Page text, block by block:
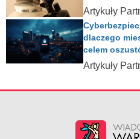
Artykuły
Artykuły
dlaczego
celem